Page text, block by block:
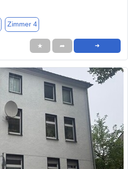
Zimmer 4
★ ➦ ➜